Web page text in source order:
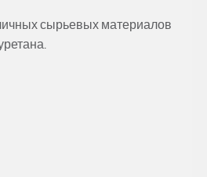
сырьевых материалов